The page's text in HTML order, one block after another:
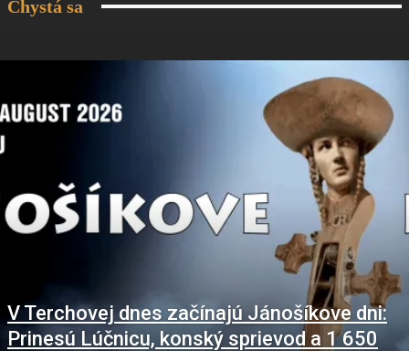
Chystá sa
V Terchovej dnes začínajú Jánošíkove dni:
Prinesú Lúčnicu, konský sprievod a 1 650